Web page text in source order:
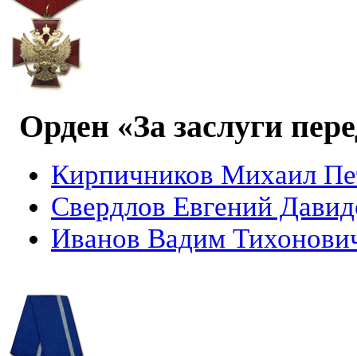
Орден «За заслуги
Кирпичников Михаил
Свердлов Евгений
Иванов Вадим